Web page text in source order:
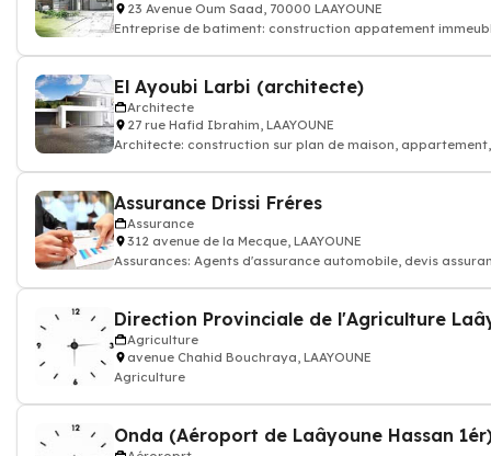
23 Avenue Oum Saad, 70000 LAAYOUNE
Entreprise de batiment: construction appatement
El Ayoubi Larbi (architecte)
Architecte
27 rue Hafid Ibrahim, LAAYOUNE
Architecte: construction sur plan de maison,
Assurance Drissi Fréres
Assurance
312 avenue de la Mecque, LAAYOUNE
Assurances: Agents d'assurance automobile, devis
Direction Provinciale de l'Agriculture
Agriculture
avenue Chahid Bouchraya, LAAYOUNE
Agriculture
Onda (Aéroport de Laâyoune Hassan